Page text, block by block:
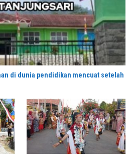
di dunia pendidikan mencuat setelah